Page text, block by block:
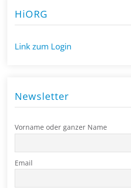
HiORG
Link zum Login
Newsletter
Vorname oder ganzer Name
Email